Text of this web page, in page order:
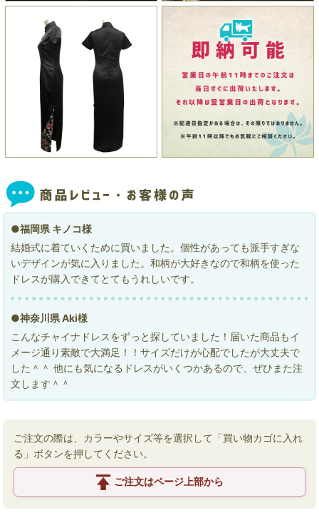
●福岡県 キノコ様
結婚式に着ていくために買いました。個性があっても派手すぎな
いデザインが気に入りました。和柄が大好きなので和柄を使った
ドレスが購入できてとてもうれしいです。
●神奈川県 Aki様
こんなチャイナドレスをずっと探していました！届いた商品もイ
メージ通り素敵で大満足！！サイズだけが心配でしたが大丈夫で
した＾＾ 他にも気になるドレスがいくつかあるので、ぜひまた注
文します＾＾
ご注文の際は、カラーやサイズ等を選択して「買い物カゴに入れ
る」ボタンを押してください。
ご注文はページ上部から